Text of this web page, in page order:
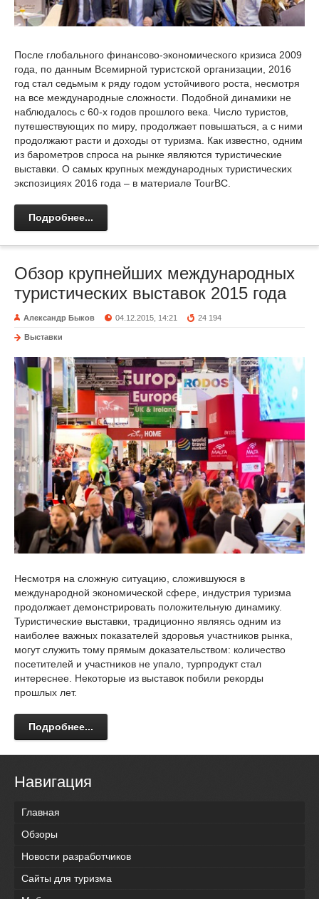
После глобального финансово-экономического кризиса 2009
года, по данным Всемирной туристской организации, 2016
год стал седьмым к ряду годом устойчивого роста, несмотря
на все международные сложности. Подобной динамики не
наблюдалось с 60-х годов прошлого века. Число туристов,
путешествующих по миру, продолжает повышаться, а с ними
продолжают расти и доходы от туризма. Как известно, одним
из барометров спроса на рынке являются туристические
выставки. О самых крупных международных туристических
экспозициях 2016 года – в материале TourBC.
Подробнее...
Обзор крупнейших международных
туристических выставок 2015 года
Александр Быков 04.12.2015, 14:21 24 194
Выставки
Несмотря на сложную ситуацию, сложившуюся в
международной экономической сфере, индустрия туризма
продолжает демонстрировать положительную динамику.
Туристические выставки, традиционно являясь одним из
наиболее важных показателей здоровья участников рынка,
могут служить тому прямым доказательством: количество
посетителей и участников не упало, турпродукт стал
интереснее. Некоторые из выставок побили рекорды
прошлых лет.
Подробнее...
Навигация
Главная
Обзоры
Новости разработчиков
Сайты для туризма